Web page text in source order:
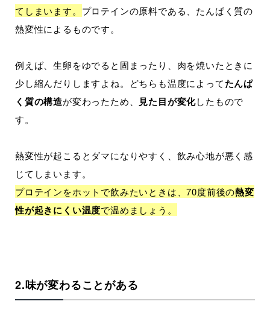
てしまいます。 プロテインの原料である、たんぱく質の
熱変性によるものです。
例えば、生卵をゆでると固まったり、肉を焼いたときに
少し縮んだりしますよね。どちらも温度によってたんぱ
く質の構造が変わったため、 見た目が変化したもので
す。
熱変性が起こるとダマになりやすく、飲み心地が悪く感
じてしまいます。
プロテインをホットで飲みたいときは、70度前後の熱変
性が起きにくい温度で温めましょう。
2.味が変わることがある